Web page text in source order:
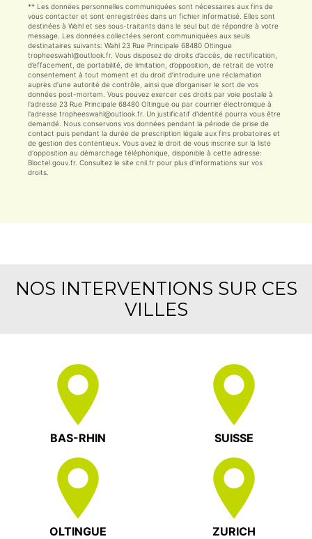
** Les données personnelles communiquées sont nécessaires aux fins de
vous contacter et sont enregistrées dans un fichier informatisé. Elles sont
destinées à Wahl et ses sous-traitants dans le seul but de répondre à votre
message. Les données collectées seront communiquées aux seuls
destinataires suivants: Wahl 23 Rue Principale 68480 Oltingue
tropheeswahl@outlook.fr. Vous disposez de droits d’accès, de rectification,
d’effacement, de portabilité, de limitation, d’opposition, de retrait de votre
consentement à tout moment et du droit d’introduire une réclamation
auprès d’une autorité de contrôle, ainsi que d’organiser le sort de vos
données post-mortem. Vous pouvez exercer ces droits par voie postale à
l'adresse 23 Rue Principale 68480 Oltingue ou par courrier électronique à
l'adresse tropheeswahl@outlook.fr. Un justificatif d'identité pourra vous être
demandé. Nous conservons vos données pendant la période de prise de
contact puis pendant la durée de prescription légale aux fins probatoires et
de gestion des contentieux. Vous avez le droit de vous inscrire sur la liste
d'opposition au démarchage téléphonique, disponible à cette adresse:
Bloctel.gouv.fr. Consultez le site cnil.fr pour plus d’informations sur vos
droits.
NOS INTERVENTIONS SUR CES
VILLES
BAS-RHIN SUISSE
OLTINGUE ZURICH